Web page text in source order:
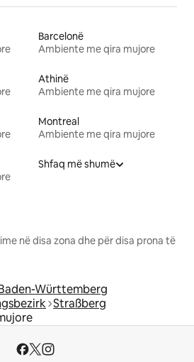
Barcelonë
Ambiente me qira mujore
Athinë
Ambiente me qira mujore
Montreal
Ambiente me qira mujore
Shfaq më shumë
në disa zona dhe për disa prona të
Württemberg
Straßberg